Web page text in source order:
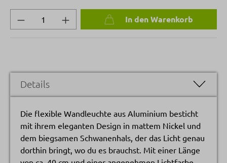
Produkt Anzahl: Gib den gewünschten
In den Warenkorb
Details
Die flexible Wandleuchte aus Aluminium besticht
mit ihrem eleganten Design in mattem Nickel und
dem biegsamen Schwanenhals, der das Licht genau
dorthin bringt, wo du es brauchst. Mit einer Länge